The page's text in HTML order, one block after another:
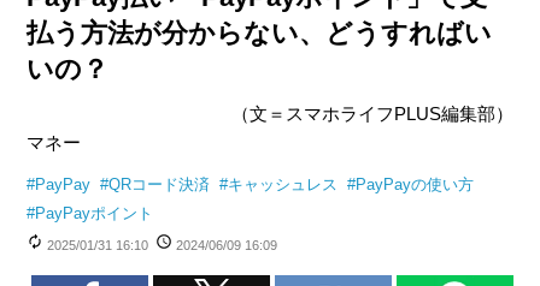
払う方法が分からない、どうすればい
いの？
（文＝スマホライフPLUS編集部）
マネー
#PayPay #QRコード決済 #キャッシュレス #PayPayの使い方
#PayPayポイント
2025/01/31 16:10 2024/06/09 16:09